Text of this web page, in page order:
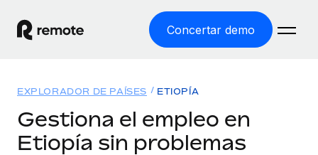
Concertar demo
EMPLEO GLOBAL
Soluciones
EXPLORADOR DE PAÍSES ETIOPÍA
Gestiona el empleo en
Etiopía sin problemas